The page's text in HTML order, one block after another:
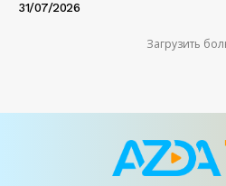
31/07/2026
Загрузить